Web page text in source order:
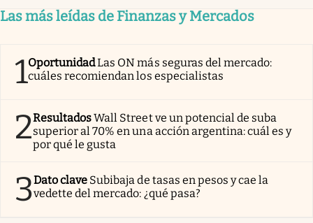
Las más leídas de Finanzas y Mercados
1OportunidadLas ON más seguras del mercado:
cuáles recomiendan los especialistas
2ResultadosWall Street ve un potencial de suba
superior al 70% en una acción argentina: cuál es y
por qué le gusta
3Dato clave Subibaja de tasas en pesos y cae la
vedette del mercado: ¿qué pasa?